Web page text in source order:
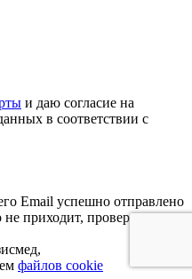
и даю согласие на
в соответствии с
Email успешно отправлено
приходит, проверьте
файлов cookie